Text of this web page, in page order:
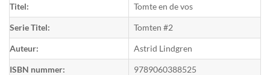
Titel: Tomte en de vos
Serie Titel: Tomten #2
Auteur: Astrid Lindgren
ISBN nummer: 9789060388525